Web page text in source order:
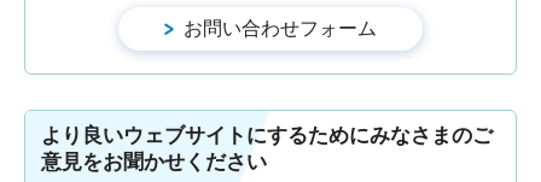
より良いウェブサイトにするためにみなさまのご
意見をお聞かせください